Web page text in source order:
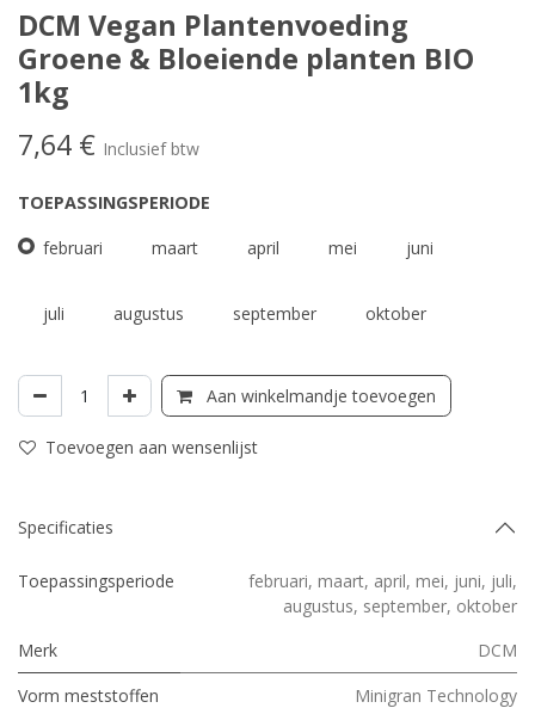
DCM Vegan Plantenvoeding
Groene & Bloeiende planten BIO
1kg
7,64 € Inclusief btw
TOEPASSINGSPERIODE
februari
maart april mei juni
juli augustus september oktober
Aan winkelmandje toevoegen
Toevoegen aan wensenlijst
Specificaties
Toepassingsperiode februari, maart, april, mei, juni, juli,
augustus, september, oktober
Merk
DCM
Vorm meststoffen
Minigran Technology